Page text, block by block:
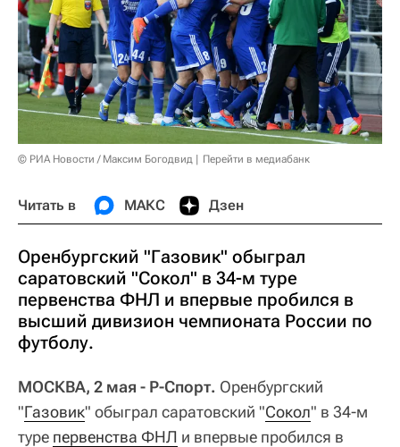
© РИА Новости / Максим Богодвид Перейти в медиабанк
Читать в МАКС Дзен
Оренбургский "Газовик" обыграл
саратовский "Сокол" в 34-м туре
первенства ФНЛ и впервые пробился в
высший дивизион чемпионата России по
футболу.
МОСКВА, 2 мая - Р-Спорт. Оренбургский
"Газовик" обыграл саратовский "Сокол" в 34-м
туре первенства ФНЛ и впервые пробился в